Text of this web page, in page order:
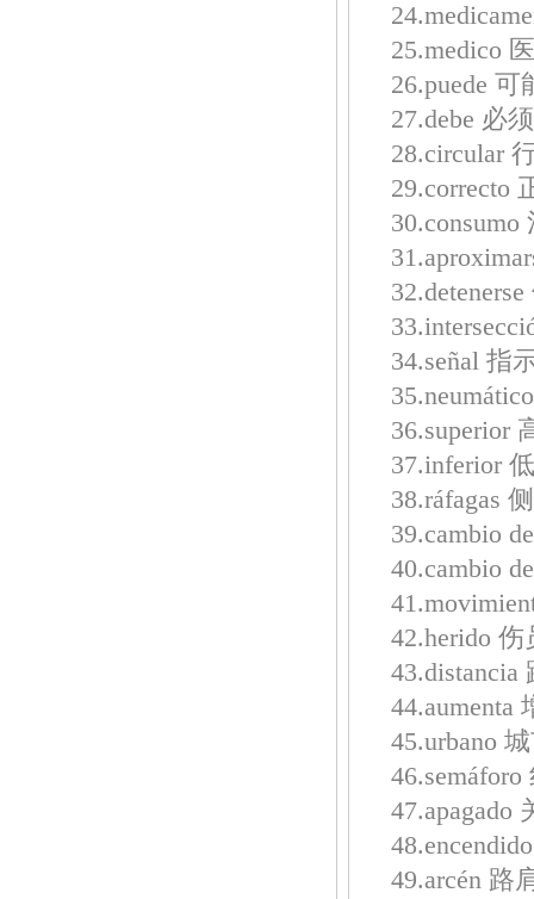
25.medico
26.puede 可
27.debe 必须
28.circular
29.correcto
30.consumo
34.señal 指
36.superior
37.inferior
38.ráfagas
39.cambio
40.cambio
42.herido 伤
43.distancia
44.aumenta
45.urbano
47.apagado
49.arcén 路